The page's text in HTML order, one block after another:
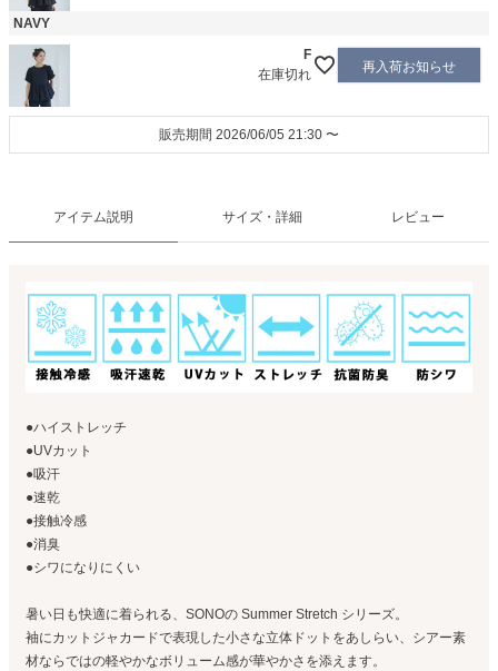
NAVY
F
在庫切れ
再入荷お知らせ
販売期間 2026/06/05 21:30 〜
アイテム説明 サイズ・詳細 レビュー
●ハイストレッチ
●UVカット
●吸汗
●速乾
●接触冷感
●消臭
●シワになりにくい
暑い日も快適に着られる、SONOの Summer Stretch シリーズ。
袖にカットジャカードで表現した小さな立体ドットをあしらい、シアー素
材ならではの軽やかなボリューム感が華やかさを添えます。